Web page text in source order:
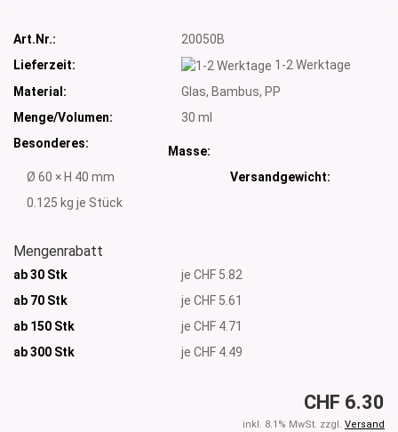
Art.Nr.:
20050B
Lieferzeit:
1-2 Werktage
Material:
Glas, Bambus, PP
Menge/Volumen:
30 ml
Besonderes:
Masse:
Ø 60 × H 40 mm
Versandgewicht:
0.125 kg je Stück
Mengenrabatt
ab 30 Stk
je CHF 5.82
ab 70 Stk
je CHF 5.61
ab 150 Stk
je CHF 4.71
ab 300 Stk je CHF 4.49
CHF 6.30
inkl. 8.1% MwSt. zzgl. Versand